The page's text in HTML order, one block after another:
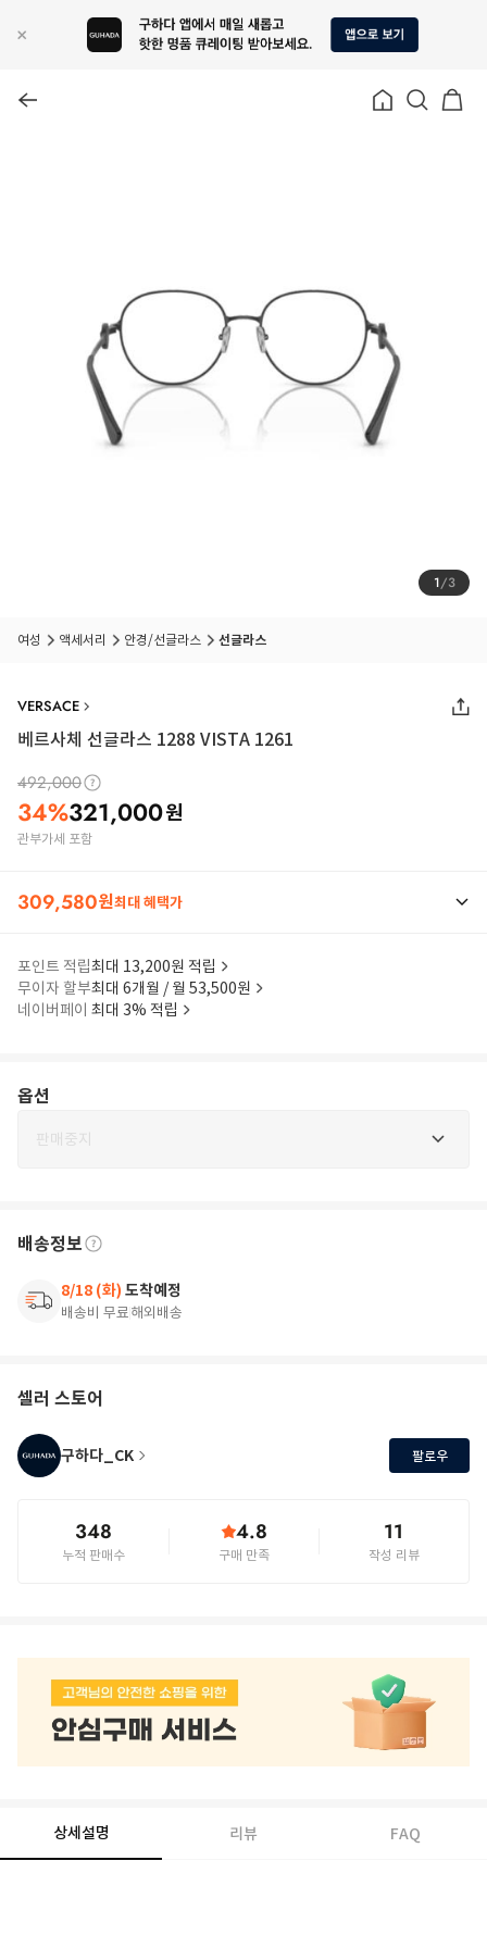
1/3
여성 액세서리 안경/선글라스 선글라스
VERSACE
베르사체 선글라스 1288 VISTA 1261
492,000
34%321,000원
관부가세 포함
309,580원최대 혜택가
포인트 적립최대 13,200원 적립
무이자 할부최대 6개월 / 월 53,500원
네이버페이 최대 3% 적립
옵션
판매중지
배송정보
8/18 (화) 도착예정
배송비 무료해외배송
셀러 스토어
구하다_CK 팔로우
348
누적 판매수
4.8
구매 만족
11
작성 리뷰
상세설명 리뷰 FAQ